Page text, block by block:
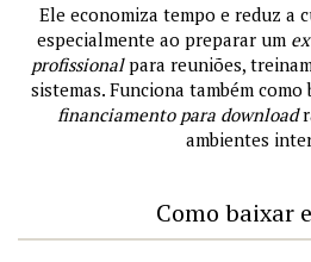
Ele economiza tempo e reduz a
especialmente ao preparar um
profissionalpara reuniões,
sistemas. Funciona também como
financiamento para download
ambientes
Como baixar